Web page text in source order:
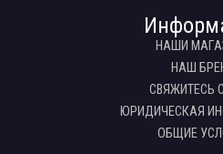
НАШИ
НАШ
СВЯЖИТЕСЬ
ЮРИДИЧЕСКАЯ
ОБЩИЕ